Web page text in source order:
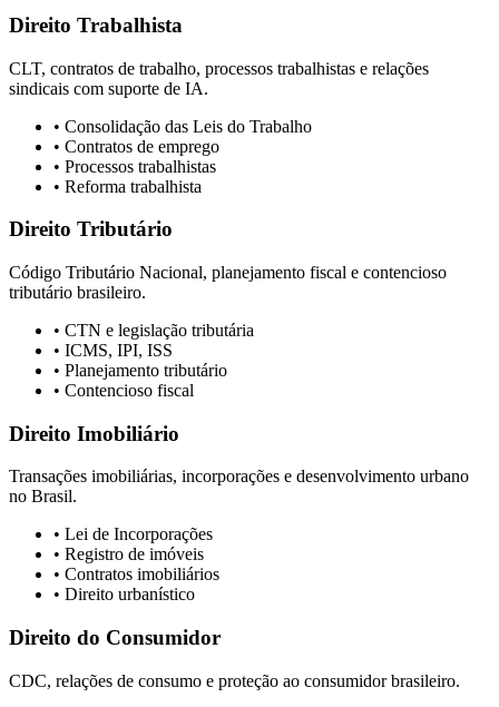
Direito Trabalhista
CLT, contratos de trabalho, processos trabalhistas e relações
sindicais com suporte de IA.
• Consolidação das Leis do Trabalho
• Contratos de emprego
• Processos trabalhistas
• Reforma trabalhista
Direito Tributário
Código Tributário Nacional, planejamento fiscal e contencioso
tributário brasileiro.
• CTN e legislação tributária
• ICMS, IPI, ISS
• Planejamento tributário
• Contencioso fiscal
Direito Imobiliário
Transações imobiliárias, incorporações e desenvolvimento urbano
no Brasil.
• Lei de Incorporações
• Registro de imóveis
• Contratos imobiliários
• Direito urbanístico
Direito do Consumidor
CDC, relações de consumo e proteção ao consumidor brasileiro.